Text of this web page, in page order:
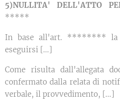
5)NULLITA' DELL'ATTO
*****
In base all'art. ******** la
eseguirsi [...]
Come risulta dall'allegata
confermato dalla relata di
verbale, il provvedimento, [...]